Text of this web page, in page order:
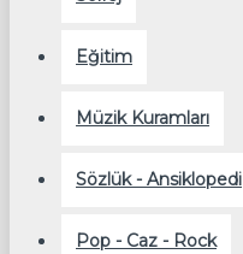
Eğitim
Müzik Kuramları
Sözlük - Ansiklopedi
Pop - Caz - Rock